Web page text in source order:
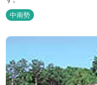
中南勢